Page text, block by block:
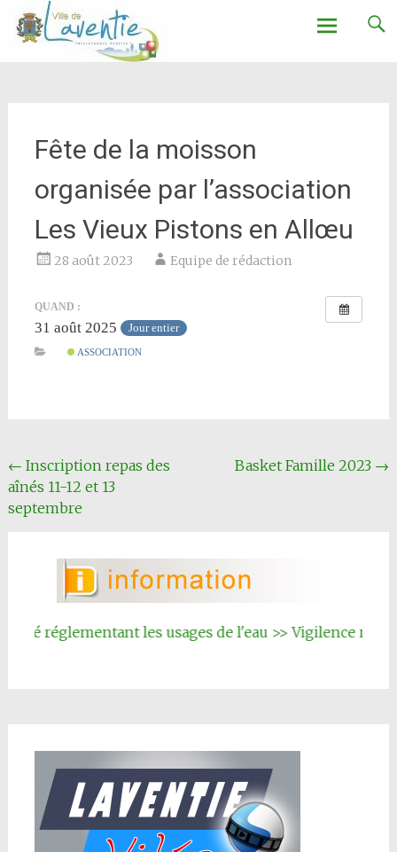
Ville de Laventie
Fête de la moisson
organisée par l’association
Les Vieux Pistons en Allœu
28 août 2023 Equipe de rédaction
QUAND :
31 août 2025 Jour entier
ASSOCIATION
Navigation
Article
← Inscription repas des
aînés 11-12 et 13
septembre
Basket Famille 2023 →
réglementant les usages de l'eau >> Vigilence